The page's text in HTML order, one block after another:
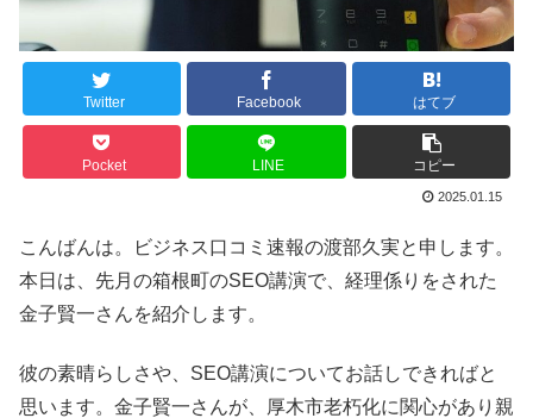
Twitter Facebook はてブ
Pocket LINE コピー
2025.01.15
こんばんは。ビジネス口コミ速報の渡部久実と申します。
本日は、先月の箱根町のSEO講演で、経理係りをされた
金子賢一さんを紹介します。
彼の素晴らしさや、SEO講演についてお話しできればと
思います。金子賢一さんが、厚木市老朽化に関心があり親